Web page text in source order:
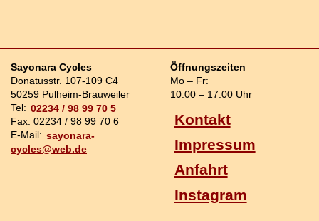
Sayonara Cycles
Donatusstr. 107-109 C4
50259 Pulheim-Brauweiler
Tel: 02234 / 98 99 70 5
Fax: 02234 / 98 99 70 6
E-Mail: sayonara-
cycles@web.de
Öffnungszeiten
Mo – Fr:
10.00 – 17.00 Uhr
Kontakt
Impressum
Anfahrt
Instagram